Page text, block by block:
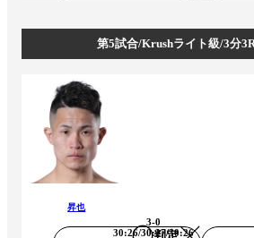
第5試合/Krushライト級/3分
昇也
3-0
30:26/30:27/30:26